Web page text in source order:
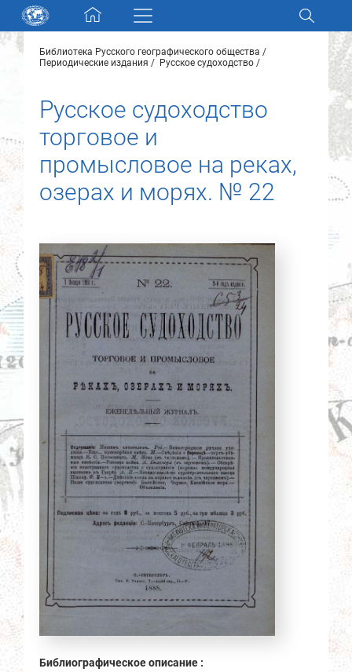
Skip navigation
Разделы и коллекции
Электронный каталог
Новости
О нас
Контакты
Партнеры
Найти
Библиотека Русского географического общества
Периодические издания
Русское судоходство
Русское судоходство
торговое и
промысловое на реках,
озерах и морях. № 22
Библиографическое описание :